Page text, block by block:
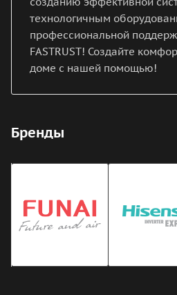
технологичным
профессиональной
FASTRUST! Создайте
доме с нашей помощью!
Бренды